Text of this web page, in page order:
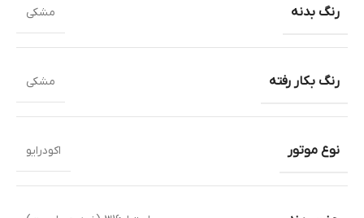
رنگ بدنه مشکی
رنگ بکار رفته مشکی
نوع موتور اکودرایو